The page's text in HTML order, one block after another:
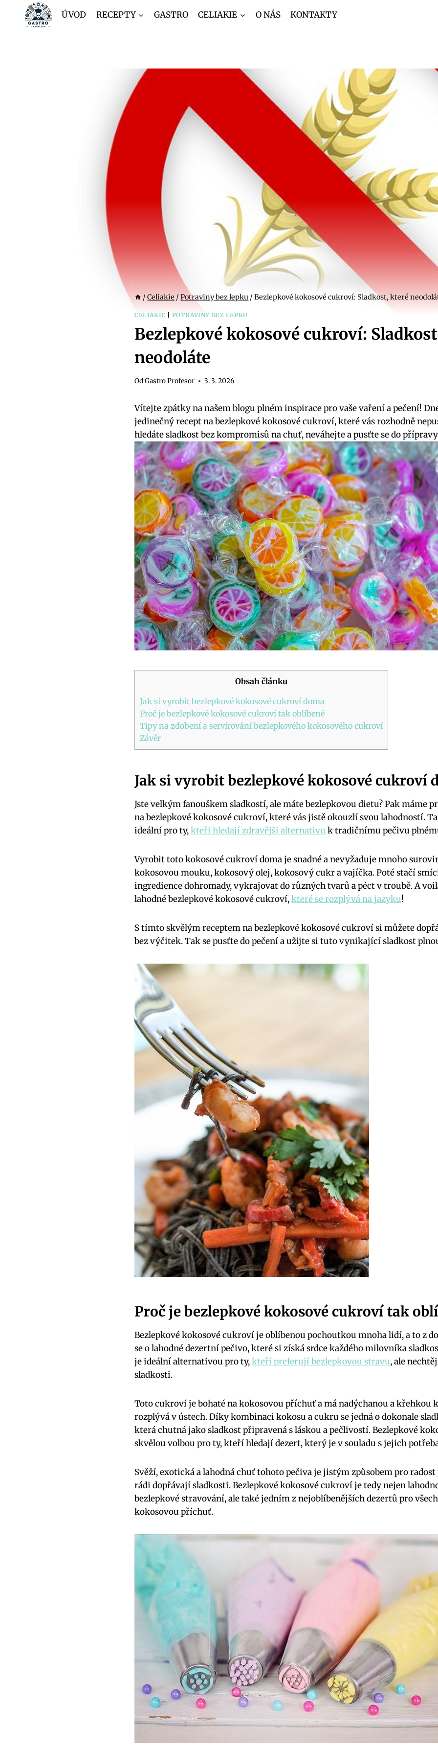
Přeskočit
ÚVOD RECEPTY GASTRO CELIAKIE O NÁS KONTAKTY
/ Celiakie / Potraviny bez lepku / Bezlepkové kokosové cukroví: Sladkost, které
CELIAKIE | POTRAVINY BEZ LEPKU
Bezlepkové kokosové cukroví:
neodoláte
OdGastro Profesor 3. 3. 2026
Vítejte zpátky na našem blogu plném inspirace pro vaše vaření a pečení!
jedinečný recept na bezlepkové kokosové cukroví, které vás rozhodně
hledáte sladkost bez kompromisů na chuť, neváhejte a pusťte se do
Obsah článku
Jak si vyrobit bezlepkové kokosové cukroví doma
Proč je bezlepkové kokosové cukroví tak oblíbené
Tipy na zdobení a servírování bezlepkového kokosového cukroví
Závěr
Jak si vyrobit bezlepkové kokosové cukroví
Jste velkým fanouškem sladkostí, ale máte bezlepkovou dietu? Pak máme
na bezlepkové kokosové cukroví, které vás jistě okouzlí svou lahodností.
ideální pro ty,kteří hledají zdravější alternativu k tradičnímu pečivu
Vyrobit toto kokosové cukroví doma je snadné a nevyžaduje mnoho
kokosovou mouku, kokosový olej, kokosový cukr a vajíčka. Poté stačí
ingredience dohromady, vykrajovat do různých tvarů a péct v troubě. A
lahodné bezlepkové kokosové cukroví,které se rozplývá na jazyku!
S tímto skvělým receptem na bezlepkové kokosové cukroví si můžete
bez výčitek. Tak se pusťte do pečení a užijte si tuto vynikající sladkost
Proč je bezlepkové kokosové cukroví tak
Bezlepkové kokosové cukroví je oblíbenou pochoutkou mnoha lidí, a to z
se o lahodné dezertní pečivo, které si získá srdce každého milovníka
je ideální alternativou pro ty,kteří preferují bezlepkovou stravu, ale
sladkosti.
Toto cukroví je bohaté na kokosovou příchuť a má nadýchanou a křehkou
rozplývá v ústech. Díky kombinaci kokosu a cukru se jedná o dokonale
která chutná jako sladkost připravená s láskou a pečlivostí. Bezlepkové
skvělou volbou pro ty, kteří hledají dezert, který je v souladu s jejich
Svěží, exotická a lahodná chuť tohoto pečiva je jistým způsobem pro
rádi dopřávají sladkosti. Bezlepkové kokosové cukroví je tedy nejen
bezlepkové stravování, ale také jedním z nejoblíbenějších dezertů pro
kokosovou příchuť.